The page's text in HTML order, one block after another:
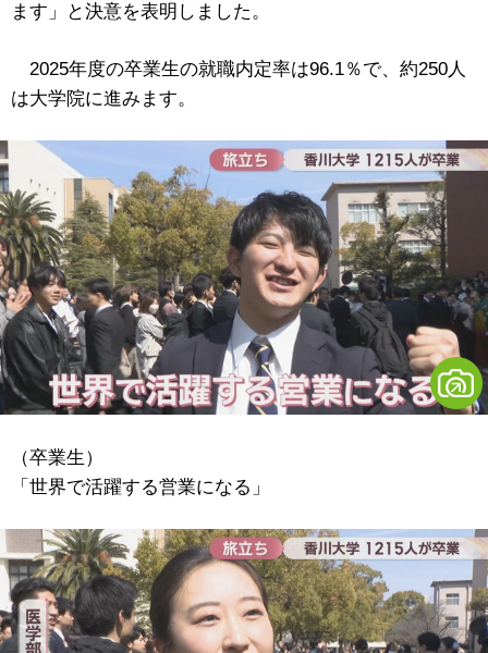
ます」と決意を表明しました。
2025年度の卒業生の就職内定率は96.1％で、約250人
は大学院に進みます。
（卒業生）
「世界で活躍する営業になる」